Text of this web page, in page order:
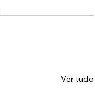
Ver tudo